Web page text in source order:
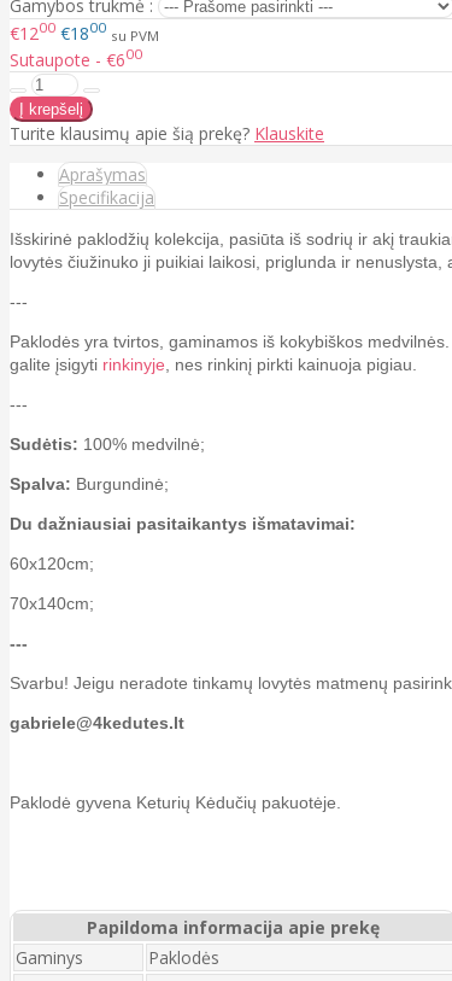
Gamybos trukmė :
€1200 €1800 su PVM
Sutaupote - €600
Turite klausimų apie šią prekę? Klauskite
Aprašymas
Specifikacija
Išskirinė paklodžių kolekcija, pasiūta iš sodrių ir akį
lovytės čiužinuko ji puikiai laikosi, priglunda ir nenuslysta,
---
Paklodės yra tvirtos, gaminamos iš kokybiškos
galite įsigyti rinkinyje , nes rinkinį pirkti kainuoja pigiau.
---
Sudėtis: 100% medvilnė;
Spalva: Burgundinė;
Du dažniausiai pasitaikantys išmatavimai:
60x120cm;
70x140cm;
---
Svarbu! Jeigu neradote tinkamų lovytės matmenų
gabriele@4kedutes.lt
Paklodė gyvena Keturių Kėdučių pakuotėje.
Papildoma informacija apie prekę
Gaminys
Paklodės